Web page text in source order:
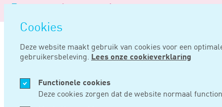
overslaan
Cookies
Deze website maakt gebruik van cookies voor een
gebruikersbeleving. Lees onze cookieverklaring
Functionele cookies
Deze cookies zorgen dat de website normaal
Logo
Noord
Negentig
JUL 05, 2022